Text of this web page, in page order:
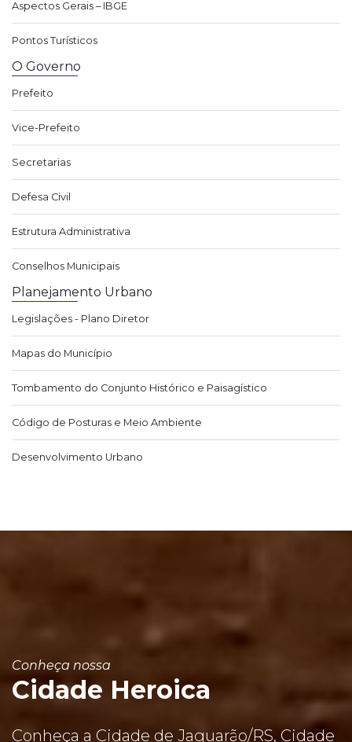
Aspectos Gerais – IBGE
Pontos Turísticos
O Governo
Prefeito
Vice-Prefeito
Secretarias
Defesa Civil
Estrutura Administrativa
Conselhos Municipais
Planejamento Urbano
Legislações - Plano Diretor
Mapas do Município
Tombamento do Conjunto Histórico e Paisagístico
Código de Posturas e Meio Ambiente
Desenvolvimento Urbano
Conheça nossa
Cidade Heroica
Conheça a Cidade de Jaguarão/RS, Cidade